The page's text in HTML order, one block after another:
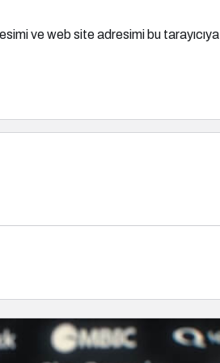
ve web site adresimi bu tarayıcıya